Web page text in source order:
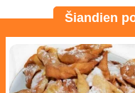
Šiandien